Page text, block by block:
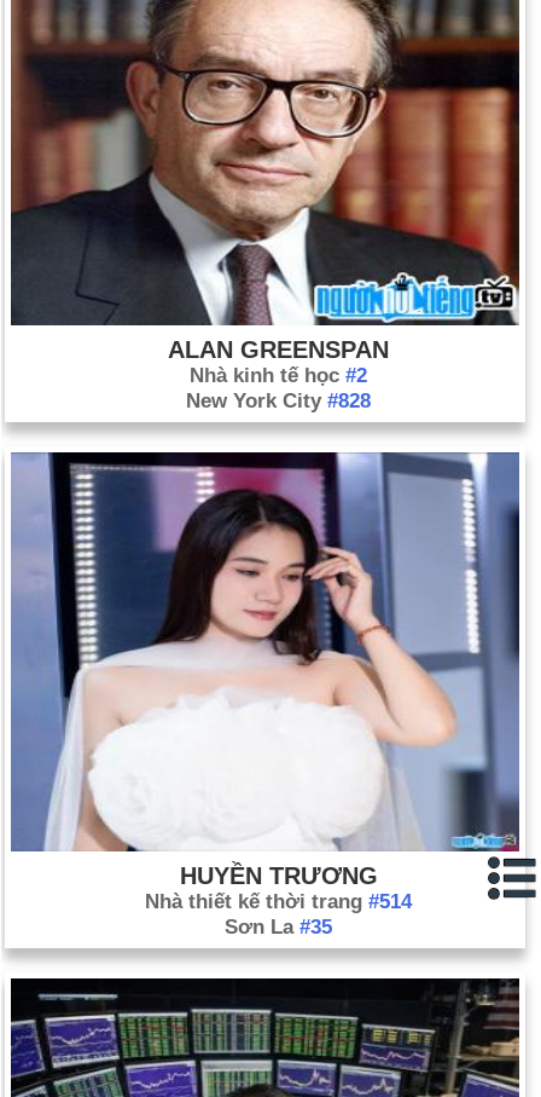
ALAN GREENSPAN
Nhà kinh tế học #2
New York City #828
HUYỀN TRƯƠNG
Nhà thiết kế thời trang #514
Sơn La #35